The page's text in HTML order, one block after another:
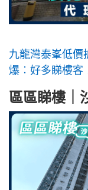
九龍灣泰峯低價
爆︰好多睇樓客
區區睇樓｜